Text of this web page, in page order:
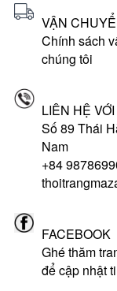
VẬN
Chính sách
chúng tôi
LIÊN HỆ
Số 89 Thái
Nam
+84
FACEBOOK
Ghé thăm
để cập nhật